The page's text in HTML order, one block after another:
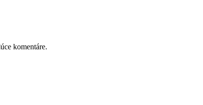
komentáre.